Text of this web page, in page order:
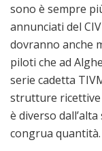
sono è sempre
annunciati del
dovranno anche
piloti che ad
serie cadetta
strutture ricettive
è diverso
congrua quantità.